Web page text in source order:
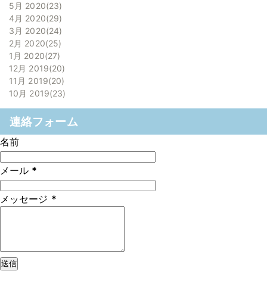
5月 2020 23
4月 2020 29
3月 2020 24
2月 2020 25
1月 2020 27
12月 2019 20
11月 2019 20
10月 2019 23
連絡フォーム
名前
メール *
メッセージ *